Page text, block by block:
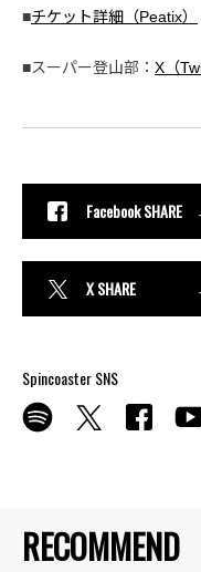
RECOMMEND
■チケット詳細（Peatix）
■スーパー登山部： X（
Facebook SHARE
X SHARE
Spincoaster SNS